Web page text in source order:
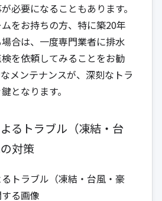
必要になることもあります。
をお持ちの方、特に築20年
合は、一度専門業者に排水
を依頼してみることをお勧
メンテナンスが、深刻なトラ
となります。
るトラブル（凍結・台
対策